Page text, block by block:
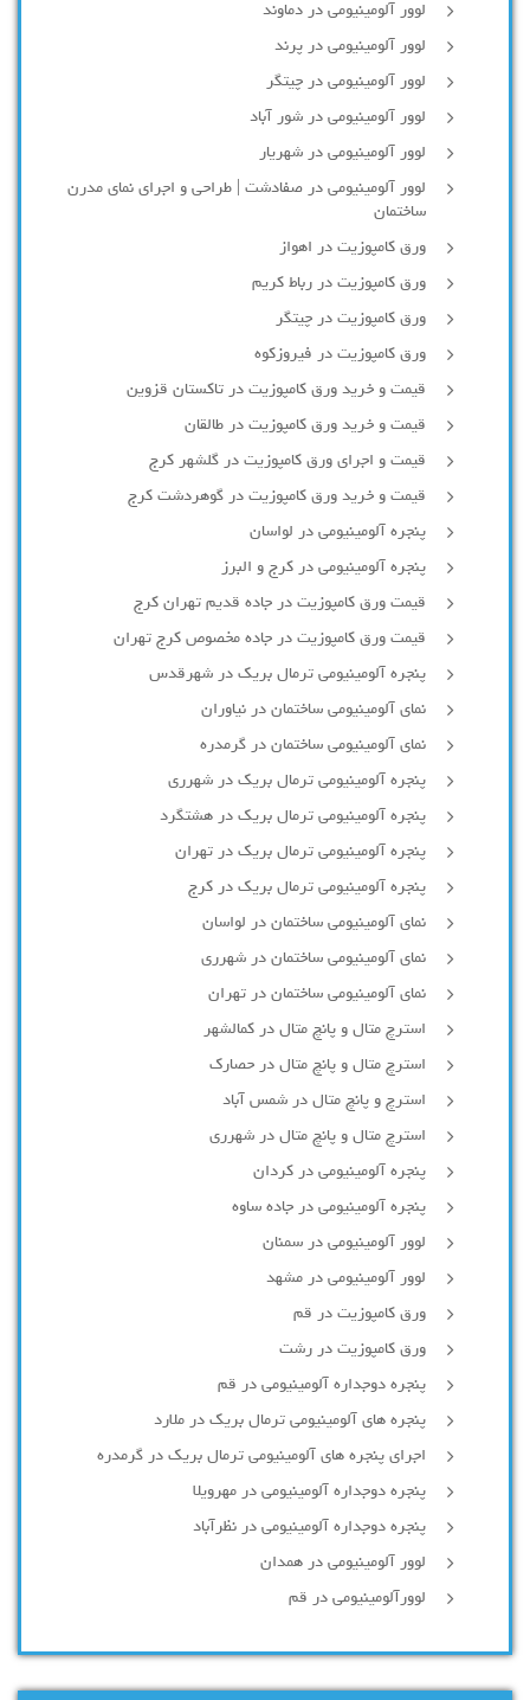
لوور آلومینیومی در دماوند
لوور آلومینیومی در پرند
لوور آلومینیومی در چیتگر
لوور آلومینیومی در شور آباد
لوور آلومينيومي در شهريار
لوور آلومینیومی در صفادشت | طراحی و اجرای نمای مدرن
ساختمان
ورق کامپوزیت در اهواز
ورق کامپوزیت در رباط کریم
ورق کامپوزیت در چیتگر
ورق کامپوزیت در فیروزکوه
قیمت و خرید ورق کامپوزیت در تاکستان قزوین
قیمت و خرید ورق کامپوزیت در طالقان
قیمت و اجرای ورق کامپوزیت در گلشهر کرج
قیمت و خرید ورق کامپوزیت در گوهردشت کرج
پنجره آلومینیومی در لواسان
پنجره آلومینیومی در کرج و البرز
قیمت ورق کامپوزیت در جاده قدیم تهران کرج
قیمت ورق کامپوزیت در جاده مخصوص کرج تهران
پنجره آلومینیومی ترمال بریک در شهرقدس
نمای آلومینیومی ساختمان در نیاوران
نمای آلومینیومی ساختمان در گرمدره
پنجره آلومینیومی ترمال بریک در شهرری
پنجره آلومینیومی ترمال بریک در هشتگرد
پنجره آلومینیومی ترمال بریک در تهران
پنجره آلومینیومی ترمال بریک در کرج
نمای آلومینیومی ساختمان در لواسان
نمای آلومینیومی ساختمان در شهرری
نمای آلومینیومی ساختمان در تهران
استرچ متال و پانچ متال در کمالشهر
استرچ متال و پانچ متال در حصارك
استرچ و پانچ متال در شمس آباد
استرچ متال و پانچ متال در شهرری
پنجره آلومینیومی در کردان
پنجره آلومینیومی در جاده ساوه
لوور آلومینیومی در سمنان
لوور آلومینیومی در مشهد
ورق کامپوزیت در قم
ورق کامپوزیت در رشت
پنجره دوجداره آلومينيومی در قم
پنجره های آلومینیومی ترمال بریک در ملارد
اجرای پنجره های آلومینیومی ترمال بریک در گرمدره
پنجره دوجداره آلومینیومی در مهرویلا
پنجره دوجداره آلومینیومی در نظرآباد
لوور آلومینیومی در همدان
لوورآلومینیومی در قم